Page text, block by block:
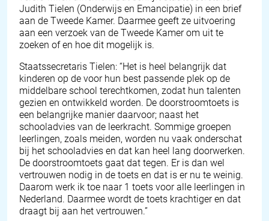
Judith Tielen (Onderwijs en Emancipatie) in een brief
aan de Tweede Kamer. Daarmee geeft ze uitvoering
aan een verzoek van de Tweede Kamer om uit te
zoeken of en hoe dit mogelijk is.
Staatssecretaris Tielen: “Het is heel belangrijk dat
kinderen op de voor hun best passende plek op de
middelbare school terechtkomen, zodat hun talenten
gezien en ontwikkeld worden. De doorstroomtoets is
een belangrijke manier daarvoor; naast het
schooladvies van de leerkracht. Sommige groepen
leerlingen, zoals meiden, worden nu vaak onderschat
bij het schooladvies en dat kan heel lang doorwerken.
De doorstroomtoets gaat dat tegen. Er is dan wel
vertrouwen nodig in de toets en dat is er nu te weinig.
Daarom werk ik toe naar 1 toets voor alle leerlingen in
Nederland. Daarmee wordt de toets krachtiger en dat
draagt bij aan het vertrouwen.”